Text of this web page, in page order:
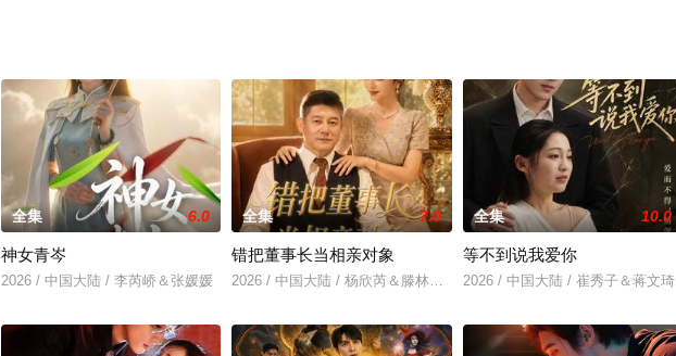
全集 6.0
神女青岑
2026 / 中国大陆 / 李芮峤＆张媛媛
全集 7.0
错把董事长当相亲对象
2026 / 中国大陆 / 杨欣芮＆滕林＆马治邦
全集 10.0
等不到说我爱你
2026 / 中国大陆 / 崔秀子＆蒋文琦